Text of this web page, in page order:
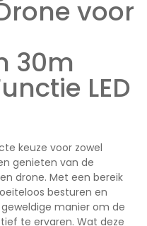
voor
30m
LED
keuze voor zowel
genieten van de
drone. Met een bereik
besturen en
manier om de
te ervaren. Wat deze